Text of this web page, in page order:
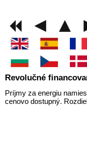
Revolučné
Príjmy za energiu
cenovo dostupný.